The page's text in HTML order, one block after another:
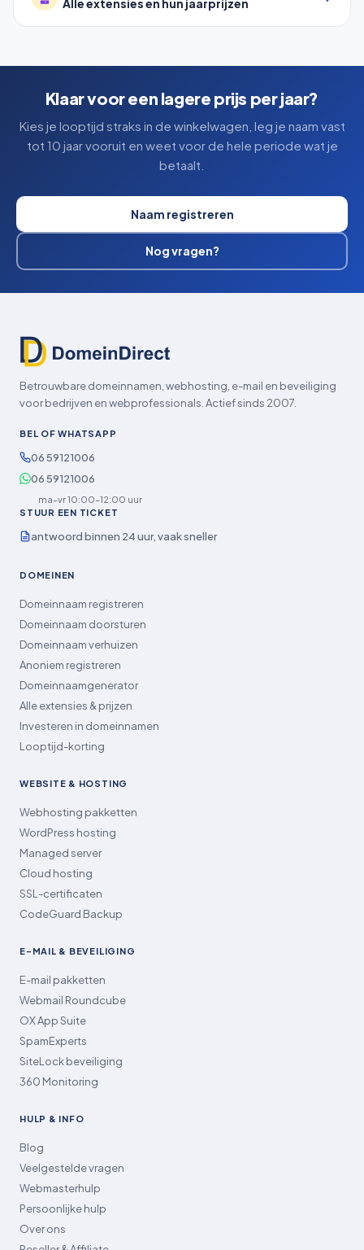
.de
Alle extensies en hun jaarprijzen
Klaar voor een lagere prijs per jaar?
Kies je looptijd straks in de winkelwagen, leg je naam vast
tot 10 jaar vooruit en weet voor de hele periode wat je
betaalt.
Naam registreren
Nog vragen?
Betrouwbare domeinnamen, webhosting, e-mail en beveiliging
voor bedrijven en webprofessionals. Actief sinds 2007.
BEL OF WHATSAPP
06 59121006
06 59121006
ma–vr 10:00–12:00 uur
STUUR EEN TICKET
antwoord binnen 24 uur, vaak sneller
DOMEINEN
Domeinnaam registreren
Domeinnaam doorsturen
Domeinnaam verhuizen
Anoniem registreren
Domeinnaamgenerator
Alle extensies & prijzen
Investeren in domeinnamen
Looptijd-korting
WEBSITE & HOSTING
Webhosting pakketten
WordPress hosting
Managed server
Cloud hosting
SSL-certificaten
CodeGuard Backup
E-MAIL & BEVEILIGING
E-mail pakketten
Webmail Roundcube
OX App Suite
SpamExperts
SiteLock beveiliging
360 Monitoring
HULP & INFO
Blog
Veelgestelde vragen
Webmasterhulp
Persoonlijke hulp
Over ons